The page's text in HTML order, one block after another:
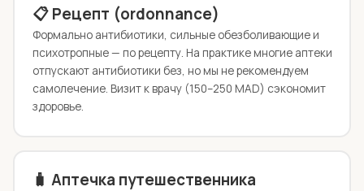
📋 Рецепт (ordonnance)
Формально антибиотики, сильные обезболивающие и
психотропные — по рецепту. На практике многие аптеки
отпускают антибиотики без, но мы не рекомендуем
самолечение. Визит к врачу (150–250 MAD) сэкономит
здоровье.
🧳 Аптечка путешественника